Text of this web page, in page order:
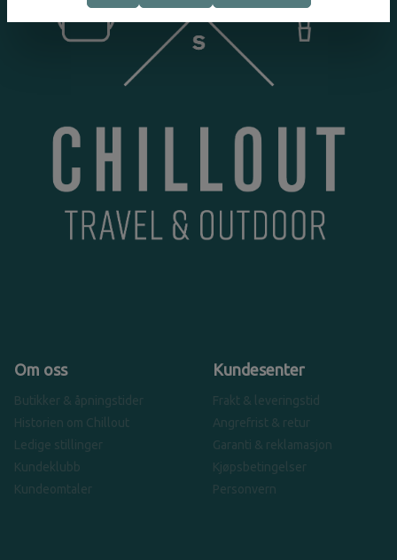
Om oss
Butikker & åpningstider
Historien om Chillout
Ledige stillinger
Kundeklubb
Kundeomtaler
Kundesenter
Frakt & leveringstid
Angrefrist & retur
Garanti & reklamasjon
Kjøpsbetingelser
Personvern